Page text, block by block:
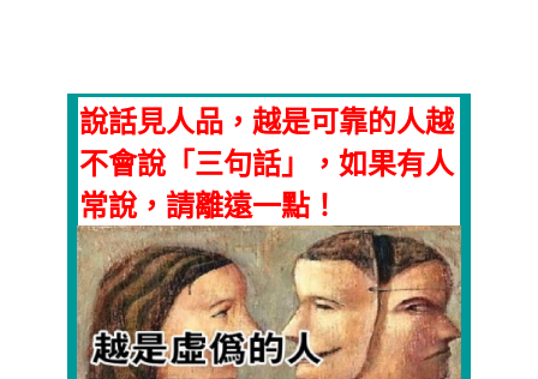
說話見人品，越是可靠的人越
不會說「三句話」，如果有人
常說，請離遠一點！